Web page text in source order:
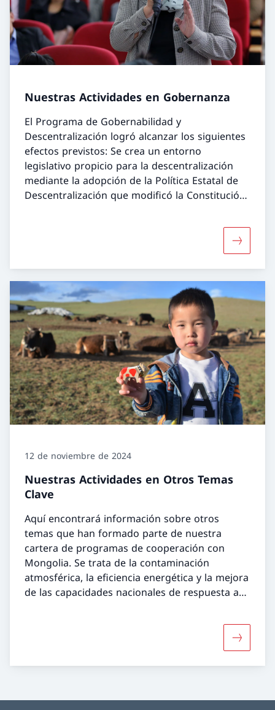
Nuestras Actividades en Gobernanza
El Programa de Gobernabilidad y
Descentralización logró alcanzar los siguientes
efectos previstos: Se crea un entorno
legislativo propicio para la descentralización
mediante la adopción de la Política Estatal de
Descentralización que modificó la Constitución
Administrativas y Territoriales y su Gobernanza.
Más
12 de noviembre de 2024
Nuestras Actividades en Otros Temas
Clave
Aquí encontrará información sobre otros
temas que han formado parte de nuestra
cartera de programas de cooperación con
Mongolia. Se trata de la contaminación
atmosférica, la eficiencia energética y la mejora
de las capacidades nacionales de respuesta a
Más